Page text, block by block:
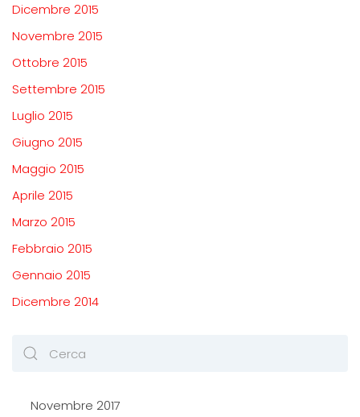
Dicembre 2015
Novembre 2015
Ottobre 2015
Settembre 2015
Luglio 2015
Giugno 2015
Maggio 2015
Aprile 2015
Marzo 2015
Febbraio 2015
Gennaio 2015
Dicembre 2014
Novembre 2017